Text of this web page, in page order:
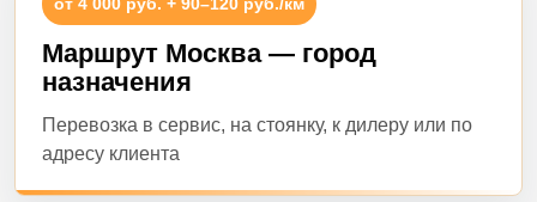
Маршрут Москва — город
назначения
Перевозка в сервис, на стоянку, к дилеру или по
адресу клиента